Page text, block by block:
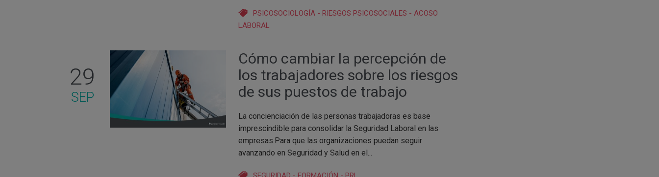
PSICOSOCIOLOGÍA - RIESGOS PSICOSOCIALES - ACOSO
LABORAL
29
SEP
Cómo cambiar la percepción de
los trabajadores sobre los riesgos
de sus puestos de trabajo
La concienciación de las personas trabajadoras es base
imprescindible para consolidar la Seguridad Laboral en las
empresas.Para que las organizaciones puedan seguir
avanzando en Seguridad y Salud en el...